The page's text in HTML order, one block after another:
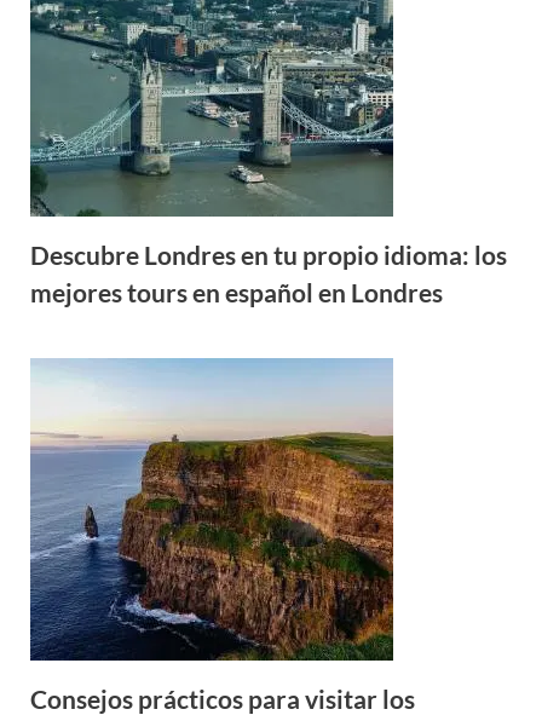
Descubre Londres en tu propio idioma: los
mejores tours en español en Londres
Consejos prácticos para visitar los